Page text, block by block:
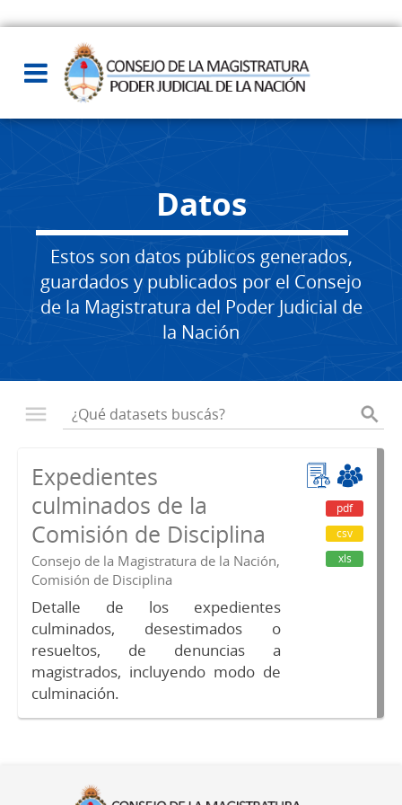
Datos
Estos son datos públicos generados,
guardados y publicados por el Consejo
de la Magistratura del Poder Judicial de
la Nación
Expedientes
culminados de la
Comisión de Disciplina
Consejo de la Magistratura de la Nación,
Comisión de Disciplina
Detalle de los expedientes
culminados, desestimados o
resueltos, de denuncias a
magistrados, incluyendo modo de
culminación.
pdf
csv
xls